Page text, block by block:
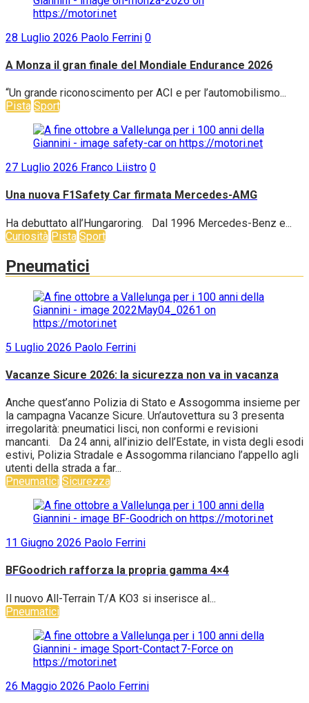
28 Luglio 2026 Paolo Ferrini 0
A Monza il gran finale del Mondiale Endurance 2026
“Un grande riconoscimento per ACI e per l’automobilismo...
Pista Sport
27 Luglio 2026 Franco Liistro 0
Una nuova F1Safety Car firmata Mercedes-AMG
Ha debuttato all’Hungaroring. Dal 1996 Mercedes-Benz e...
Curiosità Pista Sport
Pneumatici
5 Luglio 2026 Paolo Ferrini
Vacanze Sicure 2026: la sicurezza non va in vacanza
Anche quest’anno Polizia di Stato e Assogomma insieme per
la campagna Vacanze Sicure. Un’autovettura su 3 presenta
irregolarità: pneumatici lisci, non conformi e revisioni
mancanti. Da 24 anni, all’inizio dell’Estate, in vista degli esodi
estivi, Polizia Stradale e Assogomma rilanciano l’appello agli
utenti della strada a far...
Pneumatici Sicurezza
11 Giugno 2026 Paolo Ferrini
BFGoodrich rafforza la propria gamma 4×4
Il nuovo All-Terrain T/A KO3 si inserisce al...
Pneumatici
26 Maggio 2026 Paolo Ferrini